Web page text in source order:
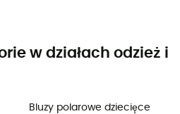
w działach odzież i
Bluzy polarowe dziecięce